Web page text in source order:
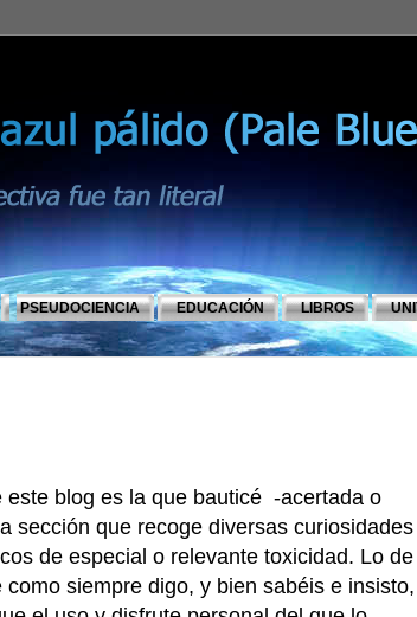
PSEUDOCIENCIA EDUCACIÓN LIBROS
blog es la que bauticé -acertada o
sección que recoge diversas curiosidades
de especial o relevante toxicidad. Lo de
siempre digo, y bien sabéis e insisto,